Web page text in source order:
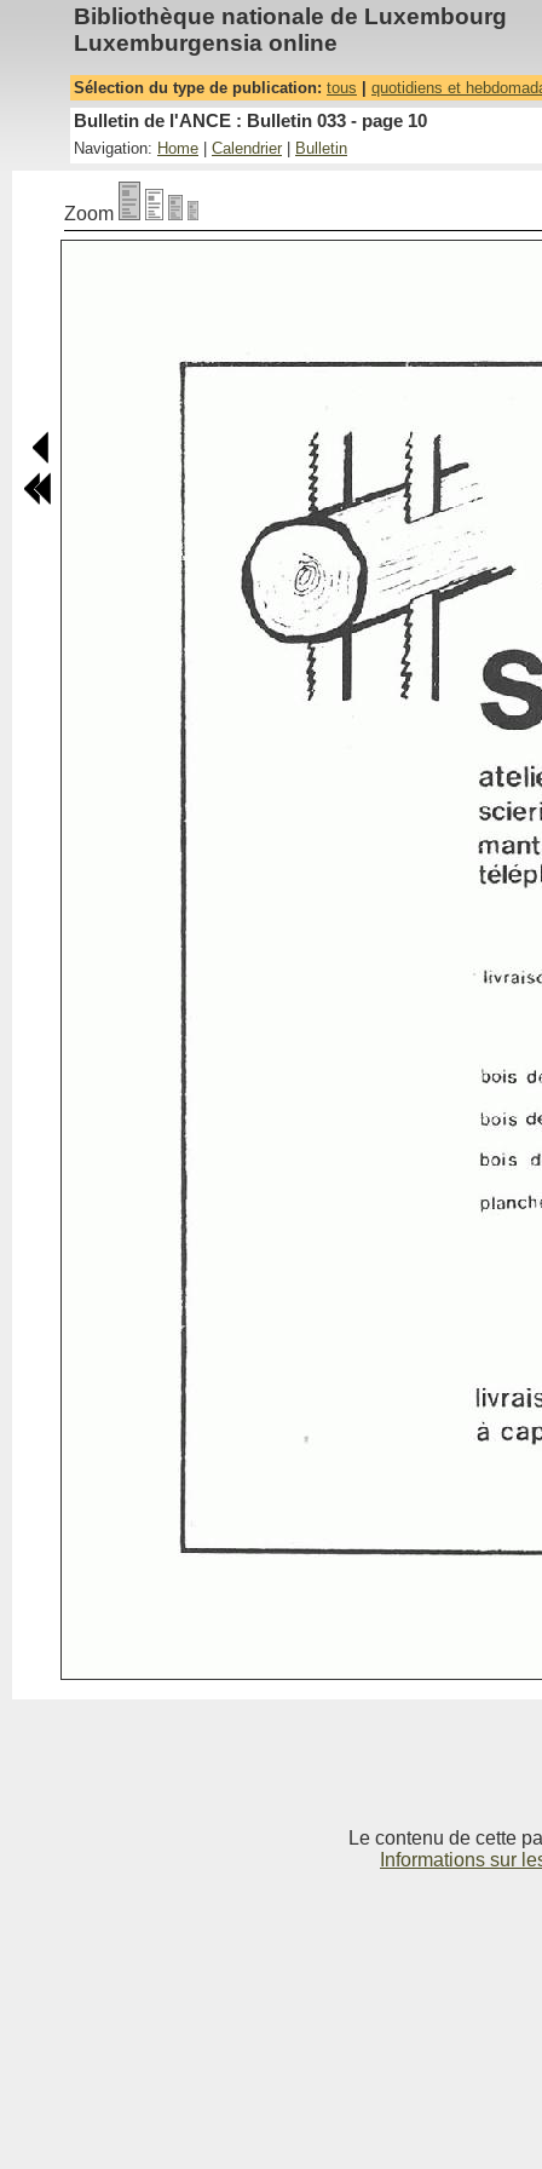
Bibliothèque nationale de Luxembourg
Luxemburgensia online
Sélection du type de publication: tous quotidiens et
Bulletin de l'ANCE : Bulletin 033 - page 10
Navigation: Home Calendrier Bulletin
Zoom
Le contenu de cette
Informations sur